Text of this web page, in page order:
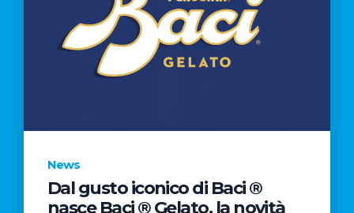
News
Dal gusto iconico di Baci ®
nasce Baci ® Gelato, la novità